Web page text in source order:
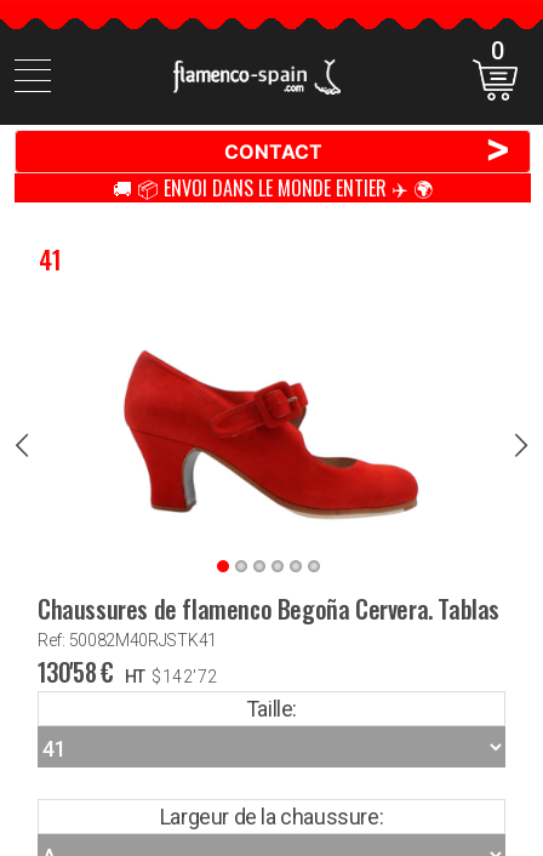
Cherchez
des
0
CONTACT >
🚚 📦 ENVOI DANS LE MONDE ENTIER ✈️ 🌍
41
Chaussures de flamenco Begoña Cervera. Tablas
Ref: 50082M40RJSTK41
130'58€ HT $142'72
Taille:
Largeur de la chaussure: